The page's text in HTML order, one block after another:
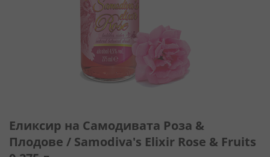
към
на
Еликсир на Самодивата Роза &
Плодове / Samodiva's Elixir Rose & Fruits